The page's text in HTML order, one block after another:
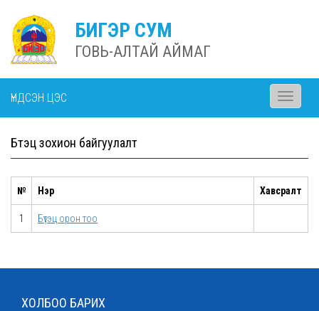
БИГЭР СУМ
ГОВЬ-АЛТАЙ АЙМАГ
ҮНДСЭН ЦЭС
Toggle
Бүтэц зохион байгуулалт
№ Нэр Хавсралт
1 Бүтэц орон тоо
ХОЛБОО БАРИХ